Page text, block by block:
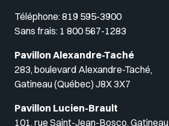
Téléphone:819 595-3900
Sans frais: 1 800 567-1283
Pavillon Alexandre-Taché
283, boulevard Alexandre-Taché,
Gatineau (Québec) J8X 3X7
Pavillon Lucien-Brault
101, rue Saint-Jean-Bosco, Gatineau